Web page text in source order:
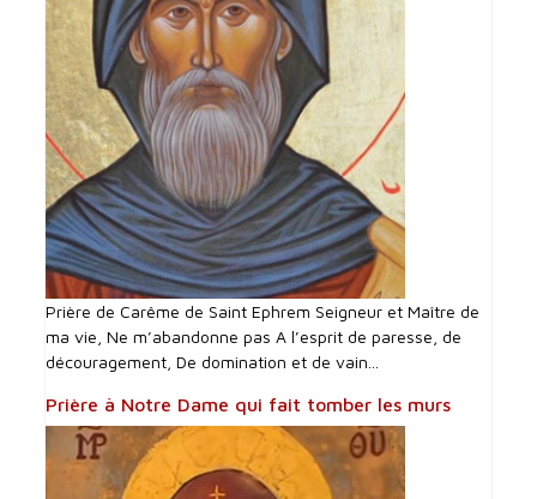
Prière de Carême de Saint Ephrem Seigneur et Maître de
ma vie, Ne m’abandonne pas A l’esprit de paresse, de
découragement, De domination et de vain...
Prière à Notre Dame qui fait tomber les murs